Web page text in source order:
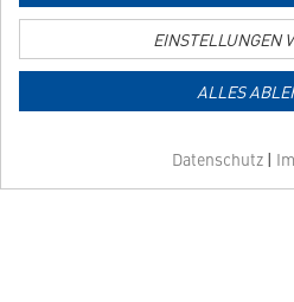
EINSTELLUNGEN
ALLES
Datenschutz|
zur
zur